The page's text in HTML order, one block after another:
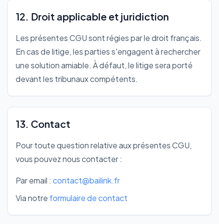
12. Droit applicable et juridiction
Les présentes CGU sont régies par le droit français.
En cas de litige, les parties s'engagent à rechercher
une solution amiable. À défaut, le litige sera porté
devant les tribunaux compétents.
13. Contact
Pour toute question relative aux présentes CGU,
vous pouvez nous contacter :
Par email : contact@bailink.fr
Via notre formulaire de contact